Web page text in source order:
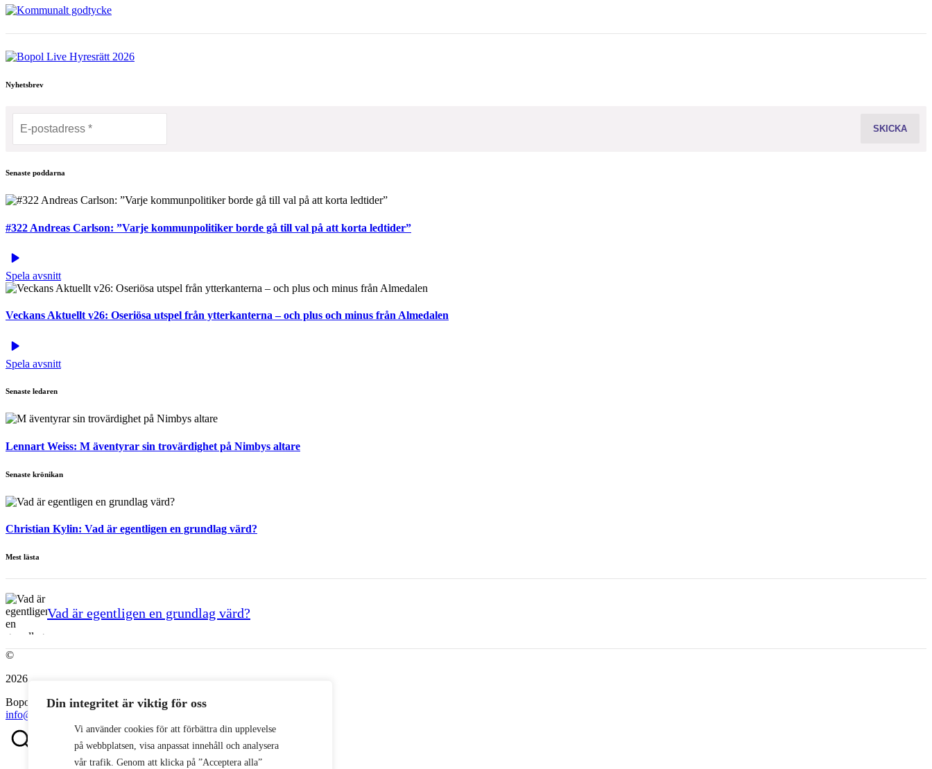
Din integritet är viktig för oss
Vi använder cookies för att förbättra din upplevelse
på webbplatsen, visa anpassat innehåll och analysera
vår trafik. Genom att klicka på ”Acceptera alla”
Nyhetsbrev
Senaste poddarna
#322 Andreas Carlson: ”Varje kommunpolitiker borde gå till val på att korta ledtider”
Spela avsnitt
Veckans Aktuellt v26: Oseriösa utspel från ytterkanterna – och plus och minus från Almedalen
Spela avsnitt
Senaste ledaren
Lennart Weiss: M äventyrar sin trovärdighet på Nimbys altare
Senaste krönikan
Christian Kylin: Vad är egentligen en grundlag värd?
Mest lästa
Vad är egentligen en grundlag värd?
©
2026
Bopol AB
info@bostadspolitik.se